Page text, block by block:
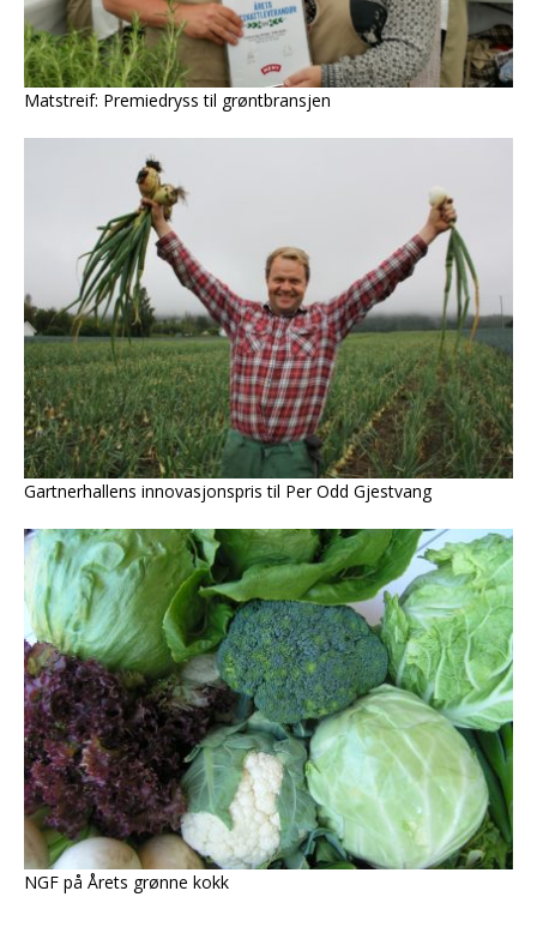
Matstreif: Premiedryss til grøntbransjen
Gartnerhallens innovasjonspris til Per Odd Gjestvang
NGF på Årets grønne kokk